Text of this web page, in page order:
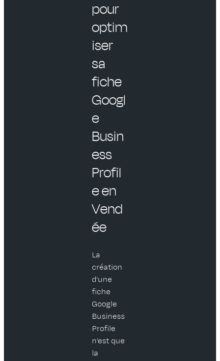
pour
optim
iser
sa
fiche
Googl
e
Busin
ess
Profil
e en
Vend
ée
La
création
d’une
fiche
Google
Business
Profile
n’est que
la